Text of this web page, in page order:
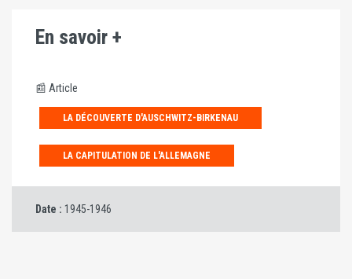
En savoir +
📰 Article
LA DÉCOUVERTE D'AUSCHWITZ-BIRKENAU
LA CAPITULATION DE L'ALLEMAGNE
Date : 1945-1946